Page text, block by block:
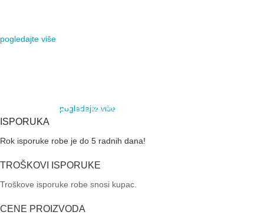
pogledajte više
pogledajte više
MOTORI ZA KLIZNE
KAPIJE
ISPORUKA
Rok isporuke robe je do 5 radnih dana!
TROŠKOVI ISPORUKE
Troškove isporuke robe snosi kupac.
CENE PROIZVODA